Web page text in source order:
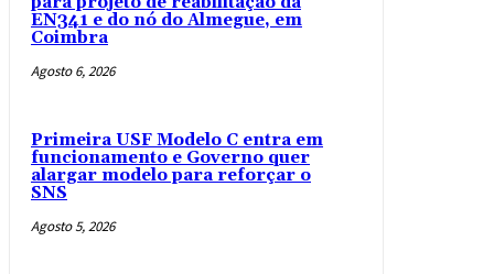
EN341 e do nó do Almegue, em
Coimbra
Agosto 6, 2026
Primeira USF Modelo C entra em
funcionamento e Governo quer
alargar modelo para reforçar o
SNS
Agosto 5, 2026